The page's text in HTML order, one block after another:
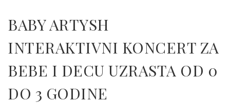
BABY ARTYSH
INTERAKTIVNI KONCERT ZA
BEBE I DECU UZRASTA OD 0
DO 3 GODINE